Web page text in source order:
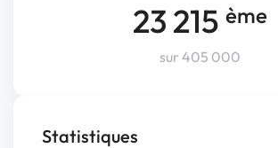
23 215 ème
sur 405 000
Statistiques